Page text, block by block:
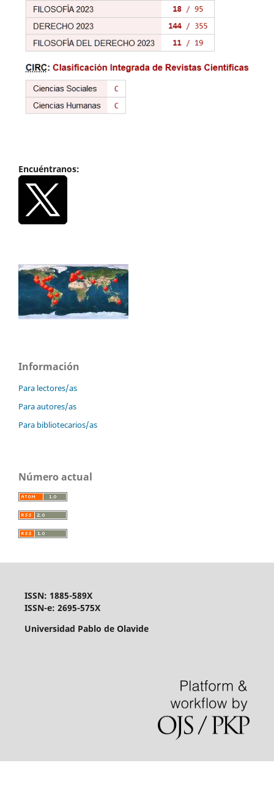
Encuéntranos:
Información
Para lectores/as
Para autores/as
Para bibliotecarios/as
Número actual
ISSN: 1885-589X
ISSN-e: 2695-575X
Universidad Pablo de Olavide